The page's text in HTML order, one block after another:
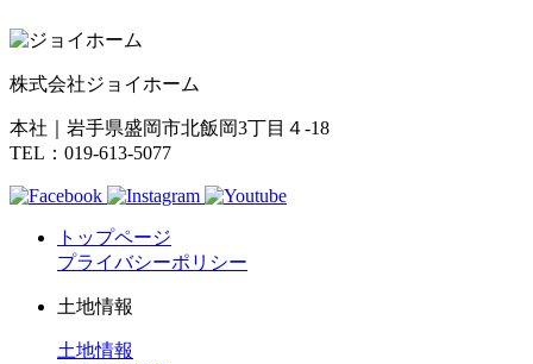
株式会社ジョイホーム
本社｜岩手県盛岡市北飯岡3丁目４-18
TEL：019-613-5077
トップページ
プライバシーポリシー
土地情報
土地情報